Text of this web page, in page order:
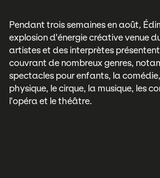
Pendant trois semaines en août,
explosion d'énergie créative venue
artistes et des interprètes
couvrant de nombreux genres,
spectacles pour enfants, la
physique, le cirque, la musique, les
l'opéra et le théâtre.